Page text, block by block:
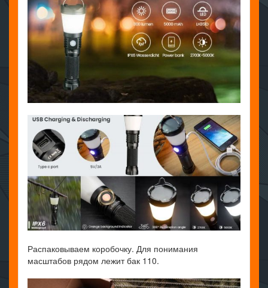
Распаковываем коробочку. Для понимания
масштабов рядом лежит бак 110.